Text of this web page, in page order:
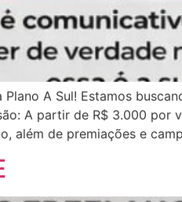
A Sul! Estamos
A partir de R$ 3.000
além de premiações e